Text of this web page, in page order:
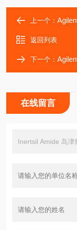
上一个：
返回列表
下一个：
在线留言